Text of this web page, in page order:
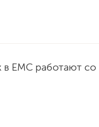
в ЕМС работают со